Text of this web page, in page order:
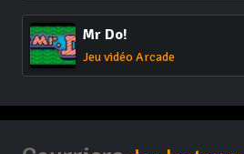
Mr Do!
Jeu vidéo Arcade